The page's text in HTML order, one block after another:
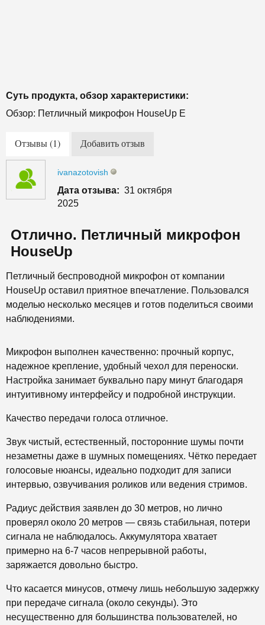
Суть продукта, обзор характеристики:
Обзор: Петличный микрофон HouseUp Е
Отзывы (1) Добавить отзыв
ivanazotovish
Дата отзыва: 31 октября
2025
Отлично. Петличный микрофон
HouseUp
Петличный беспроводной микрофон от компании
HouseUp оставил приятное впечатление. Пользовался
моделью несколько месяцев и готов поделиться своими
наблюдениями.
Микрофон выполнен качественно: прочный корпус,
надежное крепление, удобный чехол для переноски.
Настройка занимает буквально пару минут благодаря
интуитивному интерфейсу и подробной инструкции.
Качество передачи голоса отличное.
Звук чистый, естественный, посторонние шумы почти
незаметны даже в шумных помещениях. Чётко передает
голосовые нюансы, идеально подходит для записи
интервью, озвучивания роликов или ведения стримов.
Радиус действия заявлен до 30 метров, но лично
проверял около 20 метров — связь стабильная, потери
сигнала не наблюдалось. Аккумулятора хватает
примерно на 6-7 часов непрерывной работы,
заряжается довольно быстро.
Что касается минусов, отмечу лишь небольшую задержку
при передаче сигнала (около секунды). Это
несущественно для большинства пользователей, но